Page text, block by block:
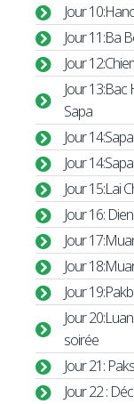
Jour
Jour 11:Ba
Jour
Jour
Sapa
Jour
Jour
Jour 15:Lai
Jour 16:
Jour
Jour
Jour
Jour
soirée
Jour 21:
Jour 22 :